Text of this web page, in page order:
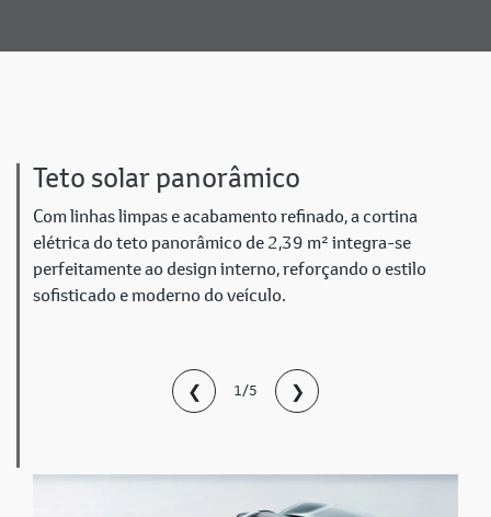
Teto solar panorâmico
Com linhas limpas e acabamento refinado, a cortina
elétrica do teto panorâmico de 2,39 m² integra-se
perfeitamente ao design interno, reforçando o estilo
sofisticado e moderno do veículo.
❮ 1/5 ❯